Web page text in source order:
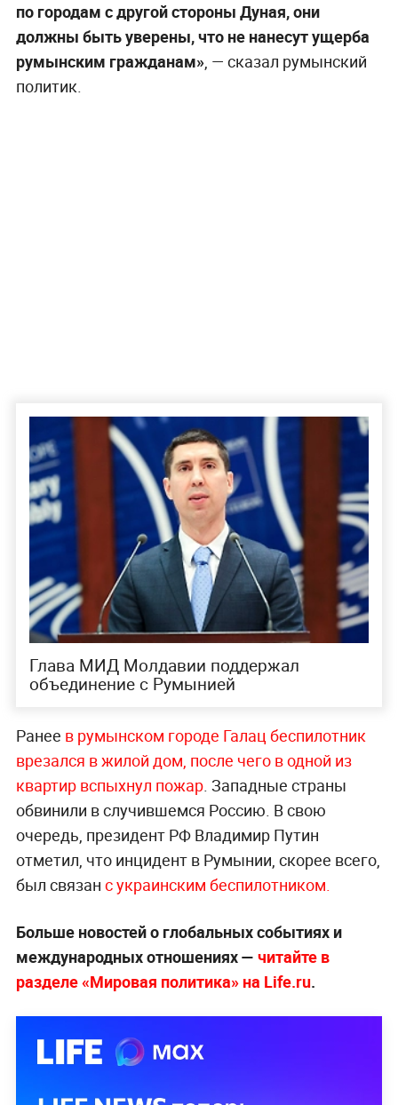
по городам с другой стороны Дуная, они
должны быть уверены, что не нанесут ущерба
румынским гражданам», — сказал румынский
политик.
Глава МИД Молдавии поддержал
объединение с Румынией
Ранее в румынском городе Галац беспилотник
врезался в жилой дом, после чего в одной из
квартир вспыхнул пожар. Западные страны
обвинили в случившемся Россию. В свою
очередь, президент РФ Владимир Путин
отметил, что инцидент в Румынии, скорее всего,
был связан с украинским беспилотником.
Больше новостей о глобальных событиях и
международных отношениях — читайте в
разделе «Мировая политика» на Life.ru.